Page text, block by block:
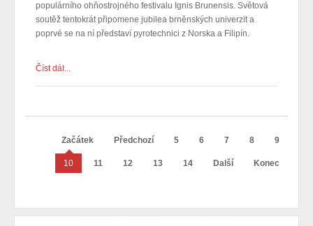
populárního ohňostrojného festivalu Ignis Brunensis. Světová
soutěž tentokrát připomene jubilea brněnských univerzit a
poprvé se na ní představí pyrotechnici z Norska a Filipín.
Číst dál...
Začátek Předchozí 5 6 7 8 9
10 11 12 13 14 Další Konec